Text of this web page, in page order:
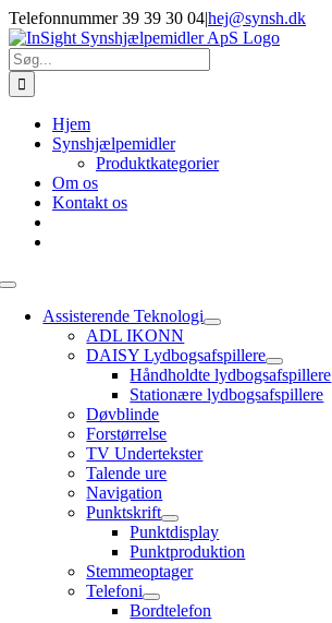
Skip
to
content
Telefonnummer 39 39 30 04|hej@synsh.dk
Søg
efter:
Hjem
Synshjælpemidler
Produktkategorier
Om os
Kontakt os
Toggle
NavigationAssisterende Teknologi
ADL IKONN
DAISY Lydbogsafspillere
Håndholdte lydbogsafspillere
Stationære lydbogsafspillere
Døvblinde
Forstørrelse
TV Undertekster
Talende ure
Navigation
Punktskrift
Punktdisplay
Punktproduktion
Stemmeoptager
Telefoni
Bordtelefon